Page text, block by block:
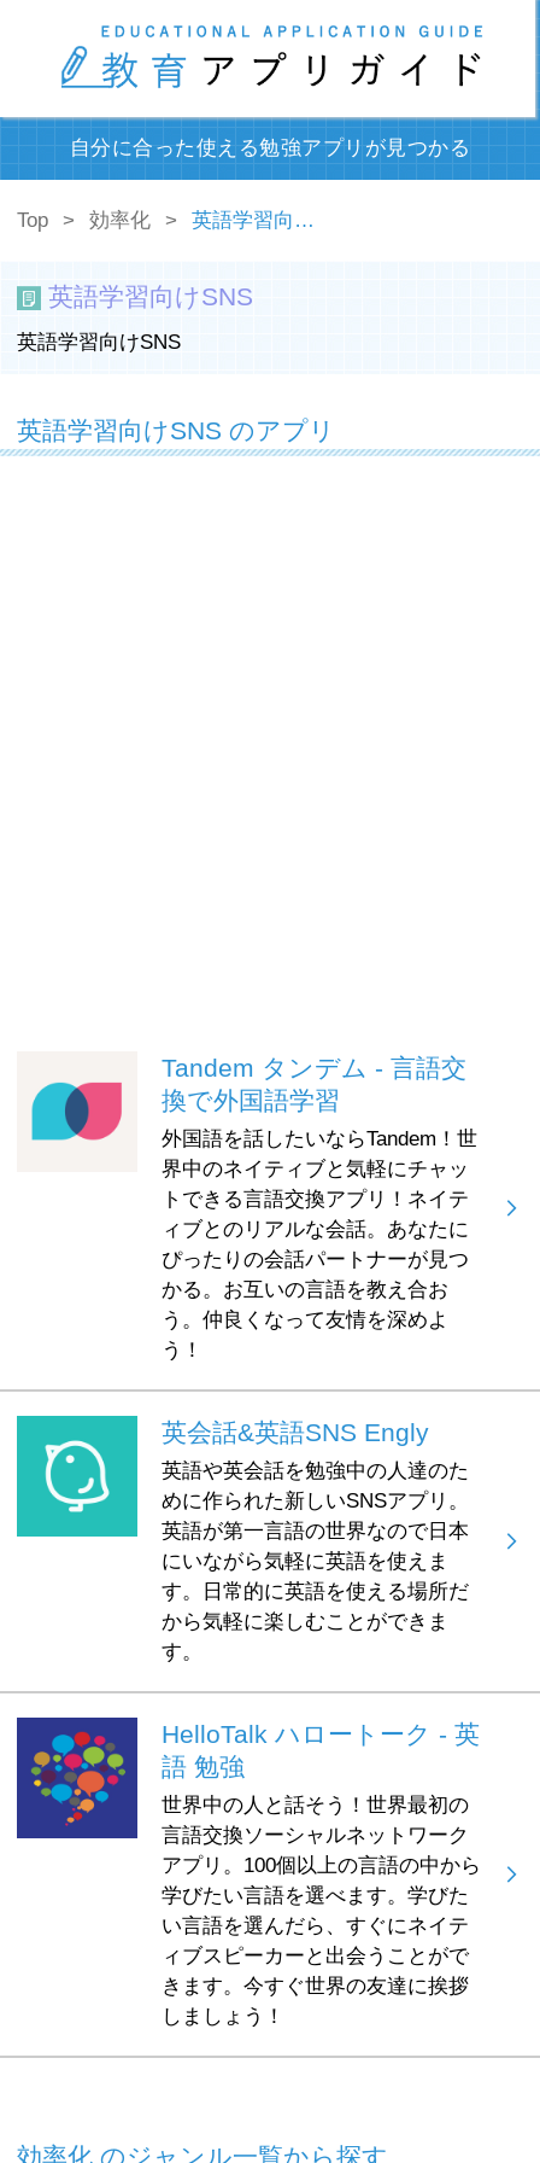
自分に合った使える勉強アプリが見つかる
Top 効率化 英語学習向けSNS
英語学習向けSNS
英語学習向けSNS
英語学習向けSNS のアプリ
Tandem タンデム - 言語交
換で外国語学習
外国語を話したいならTandem！世
界中のネイティブと気軽にチャッ
トできる言語交換アプリ！ネイテ
ィブとのリアルな会話。あなたに
ぴったりの会話パートナーが見つ
かる。お互いの言語を教え合お
う。仲良くなって友情を深めよ
う！
英会話&英語SNS Engly
英語や英会話を勉強中の人達のた
めに作られた新しいSNSアプリ。
英語が第一言語の世界なので日本
にいながら気軽に英語を使えま
す。日常的に英語を使える場所だ
から気軽に楽しむことができま
す。
HelloTalk ハロートーク - 英
語 勉強
世界中の人と話そう！世界最初の
言語交換ソーシャルネットワーク
アプリ。100個以上の言語の中から
学びたい言語を選べます。学びた
い言語を選んだら、すぐにネイテ
ィブスピーカーと出会うことがで
きます。今すぐ世界の友達に挨拶
しましょう！
効率化 のジャンル一覧から探す